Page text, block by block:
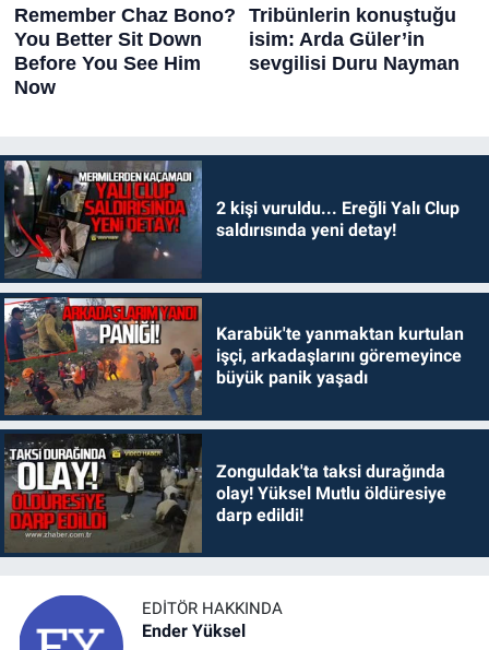
2 kişi vuruldu... Ereğli Yalı Clup
saldırısında yeni detay!
Karabük'te yanmaktan kurtulan
işçi, arkadaşlarını göremeyince
büyük panik yaşadı
Zonguldak'ta taksi durağında
olay! Yüksel Mutlu öldüresiye
darp edildi!
EDITÖR HAKKINDA
Ender Yüksel